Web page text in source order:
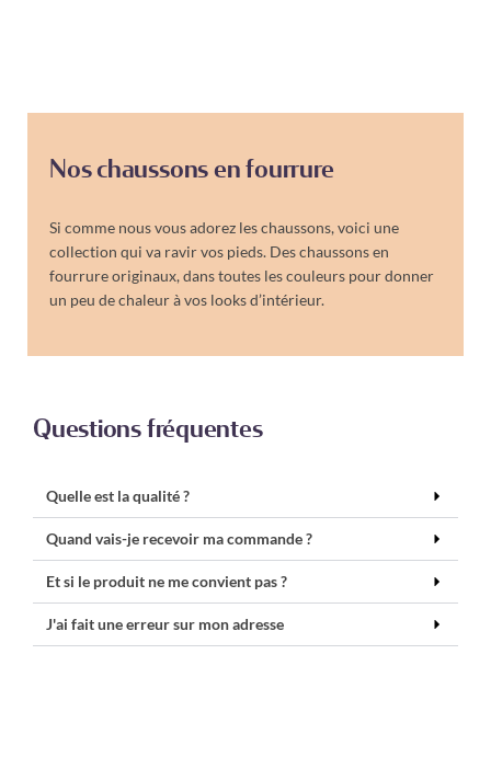
Nos chaussons en fourrure
Si comme nous vous adorez les chaussons, voici une
collection qui va ravir vos pieds. Des chaussons en
fourrure originaux, dans toutes les couleurs pour donner
un peu de chaleur à vos looks d’intérieur.
Questions fréquentes
Quelle est la qualité ?
Quand vais-je recevoir ma commande ?
Et si le produit ne me convient pas ?
J'ai fait une erreur sur mon adresse